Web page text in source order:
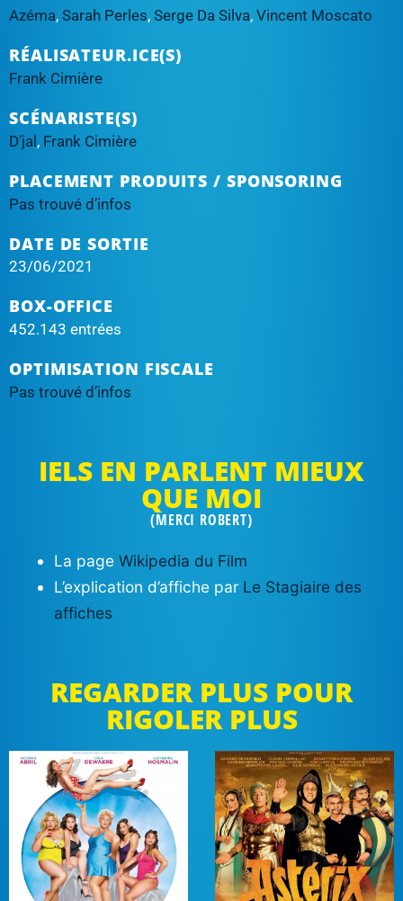
Azéma, Sarah Perles, Serge Da Silva, Vincent Moscato
RÉALISATEUR.ICE(S)
Frank Cimière
SCÉNARISTE(S)
D’jal, Frank Cimière
PLACEMENT PRODUITS / SPONSORING
Pas trouvé d’infos
DATE DE SORTIE
23/06/2021
BOX-OFFICE
452.143 entrées
OPTIMISATION FISCALE
Pas trouvé d’infos
IELS EN PARLENT MIEUX
QUE MOI
(MERCI ROBERT)
La page Wikipedia du Film
L’explication d’affiche par Le Stagiaire des
affiches
REGARDER PLUS POUR
RIGOLER PLUS